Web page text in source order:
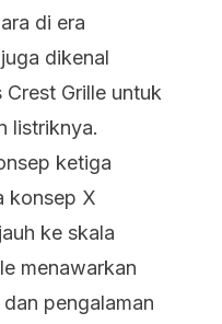
di era
dikenal
Crest Grille untuk
listriknya.
ketiga
konsep X
ke skala
menawarkan
pengalaman